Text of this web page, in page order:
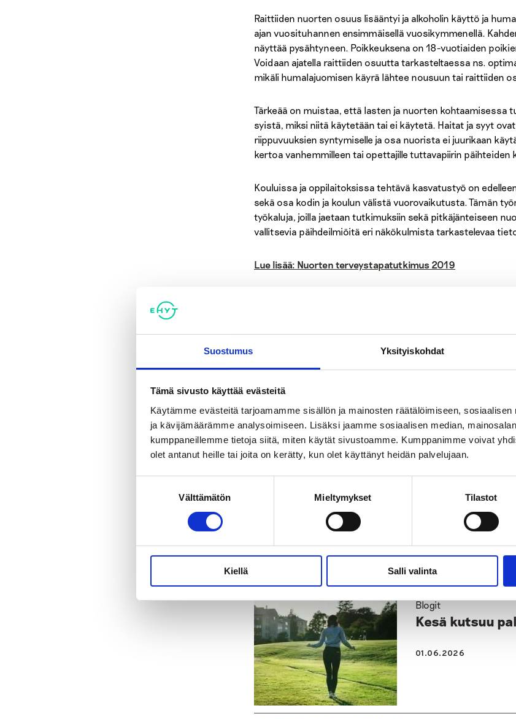
Suostumus Yksityiskohdat
Tämä sivusto käyttää evästeitä
Käytämme evästeitä tarjoamamme sisällön ja mainosten räätälöimiseen,
ja kävijämäärämme analysoimiseen. Lisäksi jaamme sosiaalisen median,
kumppaneillemme tietoja siitä, miten käytät sivustoamme. Kumppanimme voivat
olet antanut heille tai joita on kerätty, kun olet käyttänyt heidän palvelujaan.
Välttämätön Mieltymykset Tilastot
Kiellä Salli valinta
Raittiiden nuorten osuus lisääntyi ja alkoholin käyttö ja
ajan vuosituhannen ensimmäisellä vuosikymmenellä.
näyttää pysähtyneen. Poikkeuksena on 18-vuotiaiden
Voidaan ajatella raittiiden osuutta tarkasteltaessa ns.
mikäli humalajuomisen käyrä lähtee nousuun tai raittiiden
Tärkeää on muistaa, että lasten ja nuorten kohtaamisessa
syistä, miksi niitä käytetään tai ei käytetä. Haitat ja syyt
riippuvuuksien syntymiselle ja osa nuorista ei juurikaan
kertoa vanhemmilleen tai opettajille tuttavapiirin päihteiden
Kouluissa ja oppilaitoksissa tehtävä kasvatustyö on
sekä osa kodin ja koulun välistä vuorovaikutusta. Tämän
työkaluja, joilla jaetaan tutkimuksiin sekä pitkäjänteiseen
vallitsevia päihdeilmiöitä eri näkökulmista tarkastelevaa
Lue lisää: Nuorten terveystapatutkimus 2019
Tagit
Katso myös
Turvallinen
parempia
10.06.2026
Blogit
Kesä kutsuu
01.06.2026